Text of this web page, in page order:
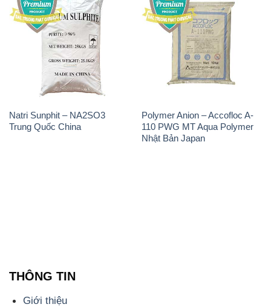
Natri Sunphit – NA2SO3
Trung Quốc China
Polymer Anion – Accofloc A-
110 PWG MT Aqua Polymer
Nhật Bản Japan
THÔNG TIN
Giới thiệu